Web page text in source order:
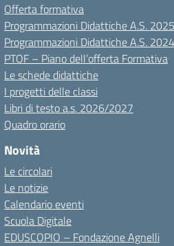
Offerta formativa
Programmazioni Didattiche A.S.
Programmazioni Didattiche A.S.
PTOF – Piano dell’offerta Formativa
Le schede didattiche
I progetti delle classi
Libri di testo a.s. 2026/2027
Quadro orario
Novità
Le circolari
Le notizie
Calendario eventi
Scuola Digitale
EDUSCOPIO – Fondazione Agnelli